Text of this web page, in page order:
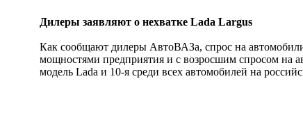
Дилеры заявляют о нехватке Lada Largus
Как сообщают дилеры АвтоВАЗа, спрос на
мощностями предприятия и с возросшим спросом на
модель Lada и 10-я среди всех автомобилей на